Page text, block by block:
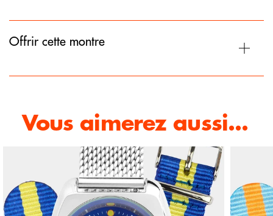
Offrir cette montre
Vous aimerez aussi...